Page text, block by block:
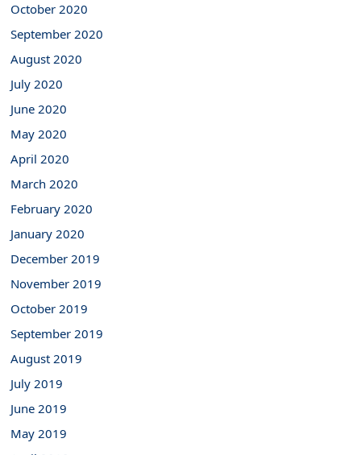
October 2020
September 2020
August 2020
July 2020
June 2020
May 2020
April 2020
March 2020
February 2020
January 2020
December 2019
November 2019
October 2019
September 2019
August 2019
July 2019
June 2019
May 2019